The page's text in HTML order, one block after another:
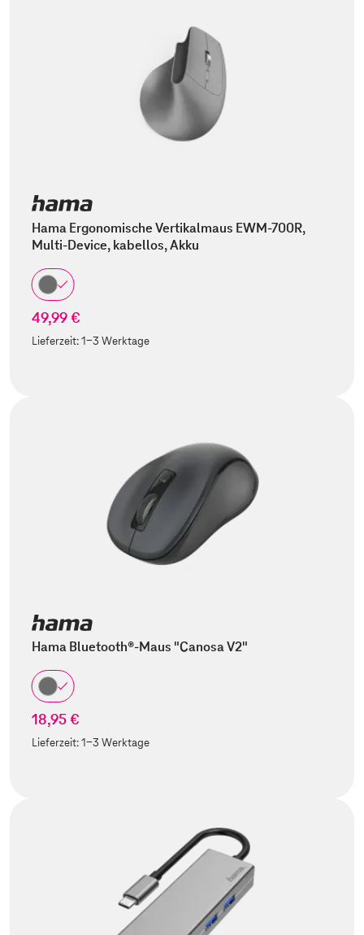
Hama Ergonomische Vertikalmaus EWM-700R,
Multi-Device, kabellos, Akku
49,99 €
Lieferzeit:1-3 Werktage
Hama Bluetooth®-Maus "Canosa V2"
18,95 €
Lieferzeit:1-3 Werktage